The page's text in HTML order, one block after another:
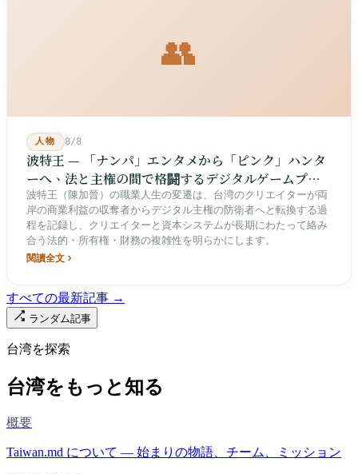
👥
人物 8/8
波特王 — 「ナンパ」エンタメから「ピンク」ハンタ
ーへ、法と主権の間で格闘するデジタルゲームプレ
イヤー
波特王（陳加晉）の職業人生の変遷は、台湾のクリエイターが両
岸の商業利益の収奪者からデジタル主権の防衛者へと転換する過
程を記録し、クリエイターと資本システムが長期にわたって絡み
合う法的・所有権・財務の複雑性を明らかにします。
閱讀全文
すべての最新記事 →
ランダム記事
台湾を探索
台湾をもっと知る
概要
Taiwan.md について — 始まりの物語、チーム、ミッション